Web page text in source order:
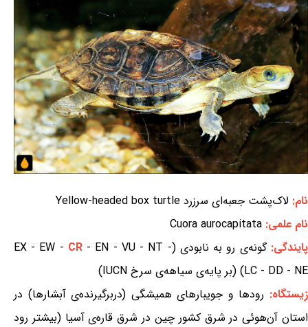
نام: لاک‌پشت جعبه‌ای سرزرد Yellow-headed box turtle
نام علمی: Cuora aurocapitata
پایندگی:گونه‌ی رو به نابودی (EX - EW - CR - EN - VU - NT -
LC - DD - NE) (بر پایه‌ی سیاهه‌ی سرخ IUCN)
زیستگاه: رودها و جویبارهای همیشگی (دربرگیرنده‌ی آبشارها) در
استان آن‌هوئی در شرق کشور چین در شرق قاره‌ی آسیا (بیشتر رود